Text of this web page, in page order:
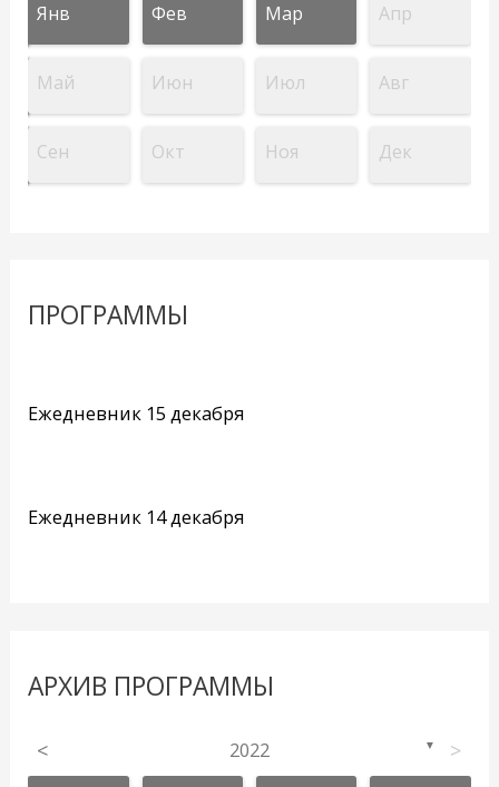
Янв Фев Мар Апр
Май Июн Июл Авг
Сен Окт Ноя Дек
ПРОГРАММЫ
Ежедневник 15 декабря
Ежедневник 14 декабря
АРХИВ ПРОГРАММЫ
< 2022 ▼ >